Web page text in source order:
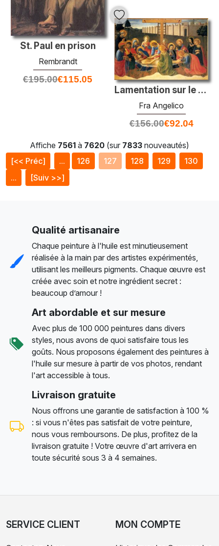
St. Paul en prison
Rembrandt
€195.00€115.05
Lamentation sur le Christ
Fra Angelico
€156.00€92.04
Affiche 7561 à 7620 (sur 7833 nouveautés)
[<< Préc]
... 126 127 128 129
130
...
[Suiv >>]
Qualité artisanaire
Chaque peinture à l'huile est minutieusement
réalisée à la main par des artistes expérimentés,
utilisant les meilleurs pigments. Chaque œuvre est
créée avec soin et notre ingrédient secret :
beaucoup d’amour !
Art abordable et sur mesure
Avec plus de 100 000 peintures dans divers
styles, nous avons de quoi satisfaire tous les
goûts. Nous proposons également des peintures à
l'huile sur mesure à partir de vos photos, rendant
l'art accessible à tous.
Livraison gratuite
Nous offrons une garantie de satisfaction à 100 %
: si vous n'êtes pas satisfait de votre peinture,
nous vous remboursons. De plus, profitez de la
livraison gratuite ! Votre œuvre d'art arrivera en
toute sécurité sous 3 à 4 semaines.
SERVICE CLIENT MON COMPTE